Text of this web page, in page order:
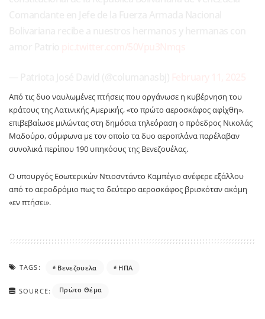
Από τις δυο ναυλωμένες πτήσεις που οργάνωσε η κυβέρνηση του
κράτους της Λατινικής Αμερικής, «το πρώτο αεροσκάφος αφίχθη»,
επιβεβαίωσε μιλώντας στη δημόσια τηλεόραση ο πρόεδρος Νικολάς
Μαδούρο, σύμφωνα με τον οποίο τα δυο αεροπλάνα παρέλαβαν
συνολικά περίπου 190 υπηκόους της Βενεζουέλας.
Ο υπουργός Εσωτερικών Ντιοσντάντο Καμπέγιο ανέφερε εξάλλου
από το αεροδρόμιο πως το δεύτερο αεροσκάφος βρισκόταν ακόμη
«εν πτήσει».
TAGS: Βενεζουελα ΗΠΑ
SOURCE: Πρώτο Θέμα